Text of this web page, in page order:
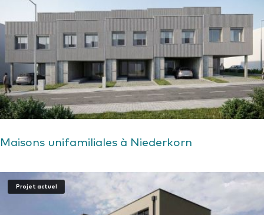
Maisons unifamiliales à Niederkorn
Projet actuel